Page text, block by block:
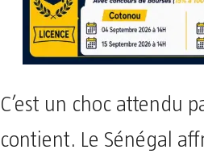
C’est un choc attendu
contient. Le Sénégal